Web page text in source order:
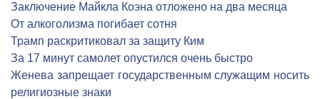
Заключение Майкла Коэна отложено на два месяца
От алкоголизма погибает сотня
Трамп раскритиковал за защиту Ким
За 17 минут самолет опустился очень быстро
Женева запрещает государственным служащим носить
религиозные знаки